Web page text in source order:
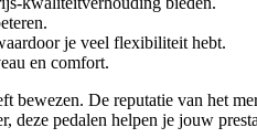
je veel flexibiliteit hebt.
en comfort.
bewezen. De reputatie van het
pedalen helpen je jouw